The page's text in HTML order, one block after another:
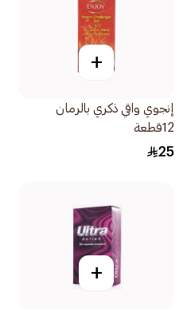
+
إنجوي واقي ذكري بالرمان
12قطعة
25
+